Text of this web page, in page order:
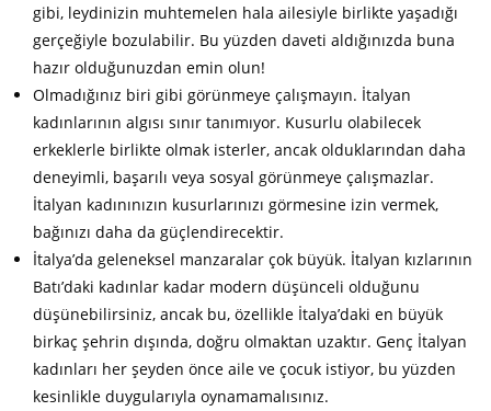
gibi, leydinizin muhtemelen hala ailesiyle birlikte yaşadığı
gerçeğiyle bozulabilir. Bu yüzden daveti aldığınızda buna
hazır olduğunuzdan emin olun!
Olmadığınız biri gibi görünmeye çalışmayın. İtalyan
kadınlarının algısı sınır tanımıyor. Kusurlu olabilecek
erkeklerle birlikte olmak isterler, ancak olduklarından daha
deneyimli, başarılı veya sosyal görünmeye çalışmazlar.
İtalyan kadınınızın kusurlarınızı görmesine izin vermek,
bağınızı daha da güçlendirecektir.
İtalya’da geleneksel manzaralar çok büyük. İtalyan kızlarının
Batı’daki kadınlar kadar modern düşünceli olduğunu
düşünebilirsiniz, ancak bu, özellikle İtalya’daki en büyük
birkaç şehrin dışında, doğru olmaktan uzaktır. Genç İtalyan
kadınları her şeyden önce aile ve çocuk istiyor, bu yüzden
kesinlikle duygularıyla oynamamalısınız.